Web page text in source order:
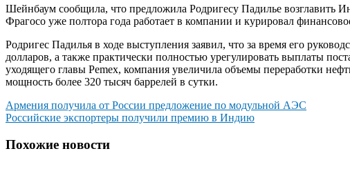
Шейнбаум сообщила, что предложила Родригесу Падилье возглавить
Фрагосо уже полтора года работает в компании и курировал
Родригес Падилья в ходе выступления заявил, что за время его
долларов, а также практически полностью урегулировать выплаты
уходящего главы Pemex, компания увеличила объемы переработки
мощность более 320 тысяч баррелей в сутки.
Навигация
по
записям
Армения получила от России предложение по модульной АЭС
Российские экспортеры получили премию в Индию
Похожие новости